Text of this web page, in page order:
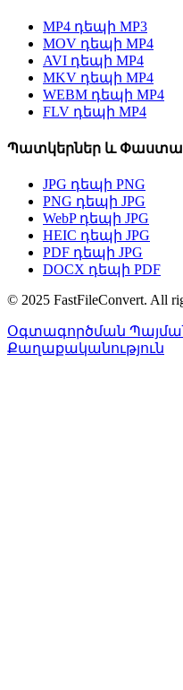
MP4 դեպի MP3
MOV դեպի MP4
AVI դեպի MP4
MKV դեպի MP4
WEBM դեպի MP4
FLV դեպի MP4
Պատկերներ և
JPG դեպի PNG
PNG դեպի JPG
WebP դեպի JPG
HEIC դեպի JPG
PDF դեպի JPG
DOCX դեպի PDF
© 2025 FastFileConvert. All
Օգտագործման
Քաղաքականություն